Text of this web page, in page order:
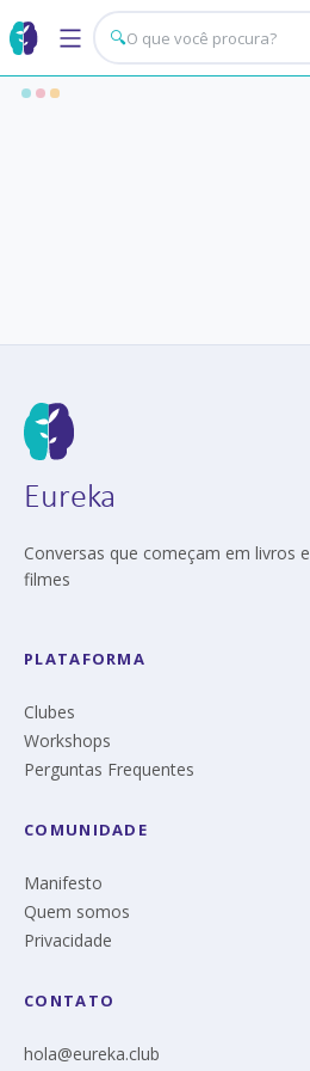
🔍
Eureka
Conversas que começam em livros e
filmes
PLATAFORMA
Clubes
Workshops
Perguntas Frequentes
COMUNIDADE
Manifesto
Quem somos
Privacidade
CONTATO
hola@eureka.club